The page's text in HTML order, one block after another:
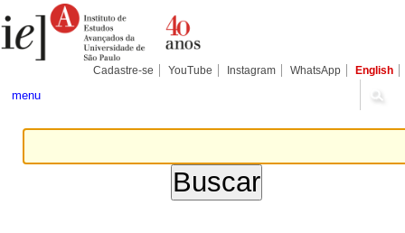
para
conteúdo.
Pessoais
Cadastre-se YouTube Instagram WhatsApp English
menu